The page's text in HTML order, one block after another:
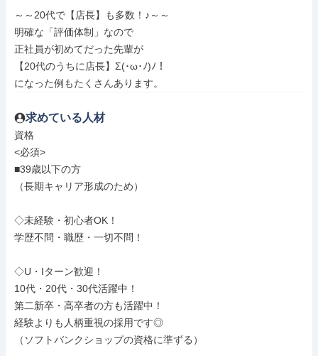
～～20代で【店長】も多数！♪～～
明確な「評価体制」なので
正社員が初めてだった先輩が
【20代のうちに店長】Σ(･ω･ﾉ)ﾉ！
になった例もたくさんあります。
求めている人材
資格
<必須>
■39歳以下の方
（長期キャリア形成のため）
◇未経験・初心者OK！
学歴不問・職歴・一切不問！
◇U・Iターン歓迎！
10代・20代・30代活躍中！
第二新卒・高卒者の方も活躍中！
経験よりも人柄重視の採用です◎
（ソフトバンクショップの資格に準ずる）